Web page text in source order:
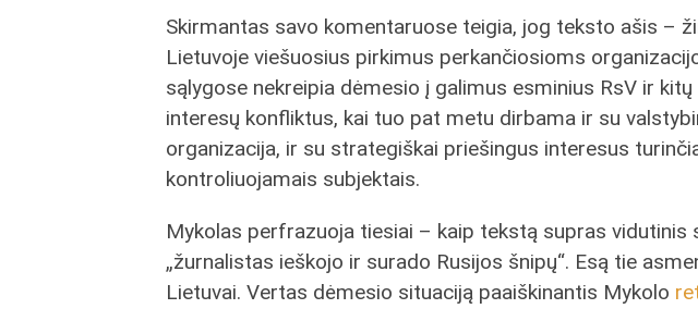
Skirmantas savo komentaruose teigia, jog teksto ašis –
Lietuvoje viešuosius pirkimus perkančiosioms
sąlygose nekreipia dėmesio į galimus esminius RsV ir
interesų konfliktus, kai tuo pat metu dirbama ir su
organizacija, ir su strategiškai priešingus interesus
kontroliuojamais subjektais.
Mykolas perfrazuoja tiesiai – kaip tekstą supras vidutinis
„žurnalistas ieškojo ir surado Rusijos šnipų“. Esą tie
Lietuvai. Vertas dėmesio situaciją paaiškinantis Mykolo